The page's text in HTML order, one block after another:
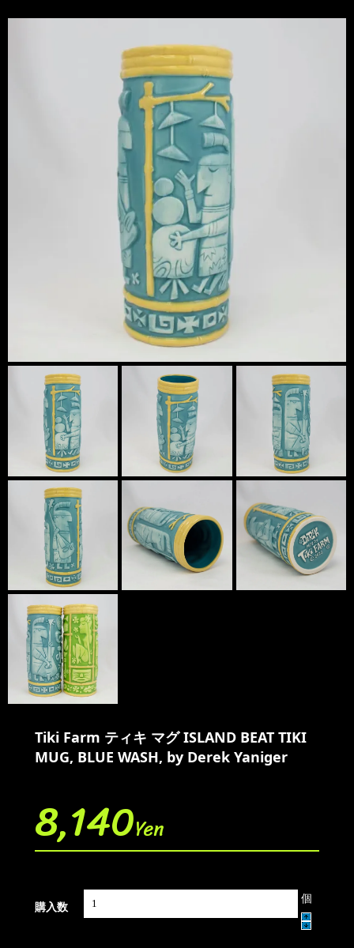
Tiki Farm ティキ マグ ISLAND BEAT TIKI
MUG, BLUE WASH, by Derek Yaniger
8,140Yen
購入数
個